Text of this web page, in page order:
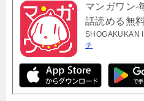
マンガワン-
話読める無
SHOGAKUKAN
チ